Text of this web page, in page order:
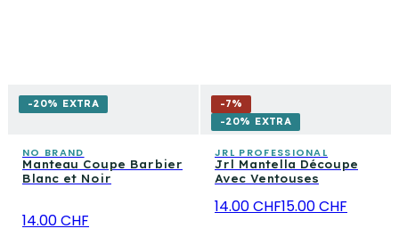
-20% EXTRA
NO BRAND
Manteau Coupe Barbier
Blanc et Noir
14.00 CHF
-7%
-20% EXTRA
JRL PROFESSIONAL
Jrl Mantella Découpe
Avec Ventouses
14.00 CHF15.00 CHF